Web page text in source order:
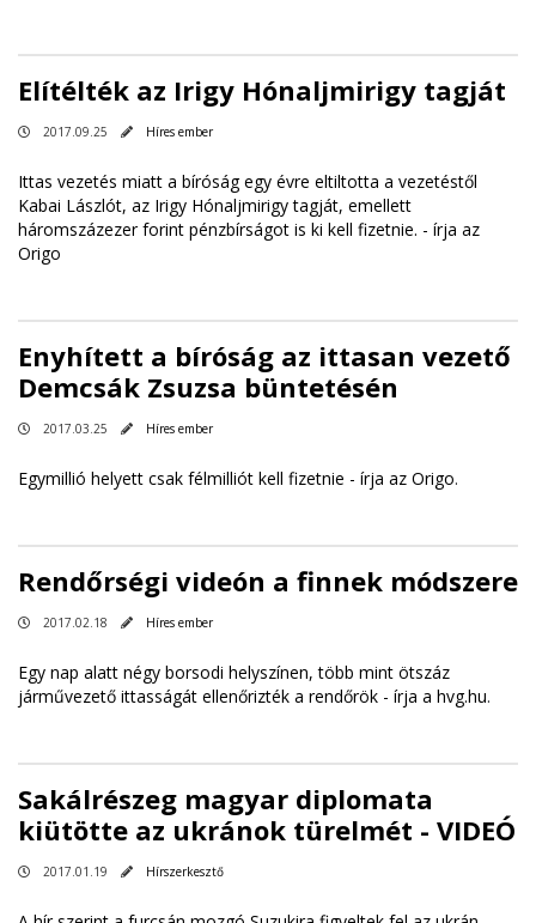
Elítélték az Irigy Hónaljmirigy tagját
2017.09.25 Híres ember
Ittas vezetés miatt a bíróság egy évre eltiltotta a vezetéstől
Kabai Lászlót, az Irigy Hónaljmirigy tagját, emellett
háromszázezer forint pénzbírságot is ki kell fizetnie. - írja az
Origo
Enyhített a bíróság az ittasan vezető
Demcsák Zsuzsa büntetésén
2017.03.25 Híres ember
Egymillió helyett csak félmilliót kell fizetnie - írja az Origo.
Rendőrségi videón a finnek módszere
2017.02.18 Híres ember
Egy nap alatt négy borsodi helyszínen, több mint ötszáz
járművezető ittasságát ellenőrizték a rendőrök - írja a hvg.hu.
Sakálrészeg magyar diplomata
kiütötte az ukránok türelmét - VIDEÓ
2017.01.19 Hírszerkesztő